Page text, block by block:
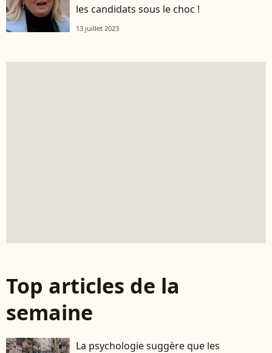
les candidats sous le choc !
13 juillet 2023
Top articles de la
semaine
La psychologie suggère que les